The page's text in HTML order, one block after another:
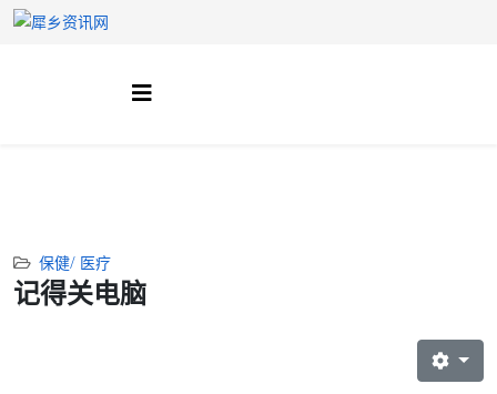
保健/ 医疗
记得关电脑